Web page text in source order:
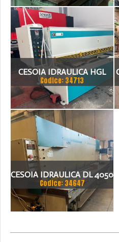
CESOIA IDRAULICA HGL
3100 X 8MM
Codice: 34713
CESOIA IDRAULICA DL 4050
X4X200
Codice: 34647